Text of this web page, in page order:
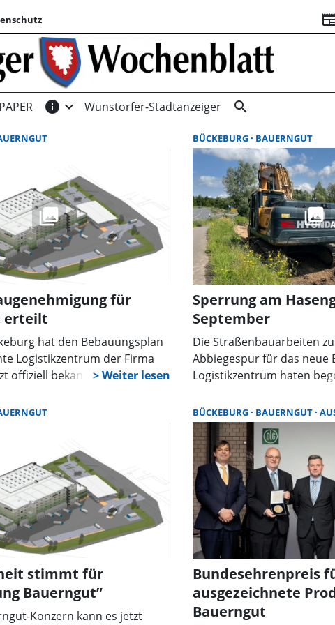
info expand_more Wunstorfer-Stadtanzeiger search
für
erteilt
hat den Bebauungsplan
Logistikzentrum der Firma
offiziell bekanntgegeben.
Bauleitplanungen,
am 12. September im
Landkreises Schaumburg
Mit der Genehmigung durch
tritt der Bebauungsplan nun in
BÜCKEBURG BAUERNGUT
Sperrung am
September
Die Straßenbauarbeiten
Abbiegespur für das neue
Logistikzentrum haten
Juli abgeschlossen, und
Bauabschnitt in Angriff
stimmt für
Bauerngut”
Konzern kann es jetzt
BÜCKEBURG BAUERNGUT
Bundesehrenpreis
ausgezeichnete
Bauerngut